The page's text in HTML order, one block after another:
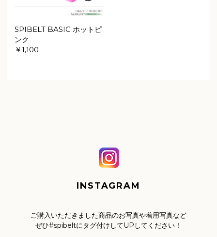
SPIBELT BASIC ホットピ
ンク
￥1,100
INSTAGRAM
ご購入いただきました商品のお写真や着用写真など
ぜひ#spibeltにタグ付けしてUPしてください！